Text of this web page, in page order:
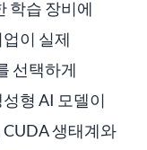
학습 장비에
이 실제
선택하게
형 AI 모델이
생태계와